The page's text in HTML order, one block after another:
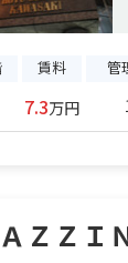
賃料 管
7.3万円
ＡＺＺ